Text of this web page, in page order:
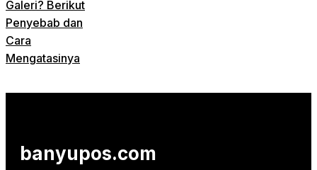
Galeri? Berikut
Penyebab dan
Cara
Mengatasinya
banyupos.com